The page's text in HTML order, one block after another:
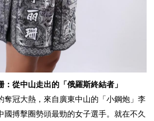
：從中山走出的「俄羅斯終結者」
奪冠大熱，來自廣東中山的「小鋼炮」李
國搏擊圈勢頭最勁的女子選手。就在不久